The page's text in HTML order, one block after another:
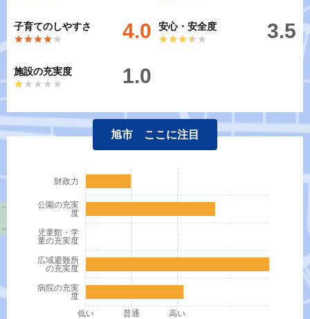
子育てのしやすさ
★★★★★
★★★★★ 4.0
安心・安全度
★★★★★
★★★★★ 3.5
施設の充実度
★★★★★
★★★★★ 1.0
旭市 ここに注目
病院の充実
度
広域避難所
の充実度
児童館・学
童の充実度
公園の充実
度
財政力
低い 普通 高い